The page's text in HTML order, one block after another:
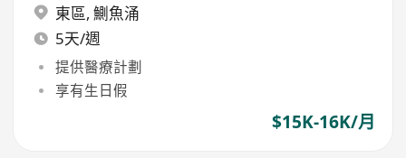
東區, 鰂魚涌
5天/週
提供醫療計劃
享有生日假
$15K-16K/月